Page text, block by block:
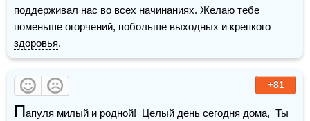
поддерживал нас во всех начинаниях. Желаю тебе
здоровья.
+81
Папуля милый и родной!  Целый день сегодня дома,  Ты